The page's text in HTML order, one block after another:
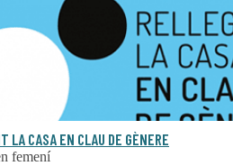
LA CASA EN CLAU DE GÈNERE
femení